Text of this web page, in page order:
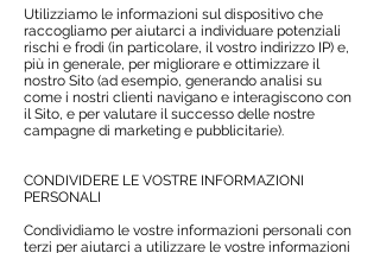
Utilizziamo le informazioni sul dispositivo che
raccogliamo per aiutarci a individuare potenziali
rischi e frodi (in particolare, il vostro indirizzo IP) e,
più in generale, per migliorare e ottimizzare il
nostro Sito (ad esempio, generando analisi su
come i nostri clienti navigano e interagiscono con
il Sito, e per valutare il successo delle nostre
campagne di marketing e pubblicitarie).
CONDIVIDERE LE VOSTRE INFORMAZIONI
PERSONALI
Condividiamo le vostre informazioni personali con
terzi per aiutarci a utilizzare le vostre informazioni